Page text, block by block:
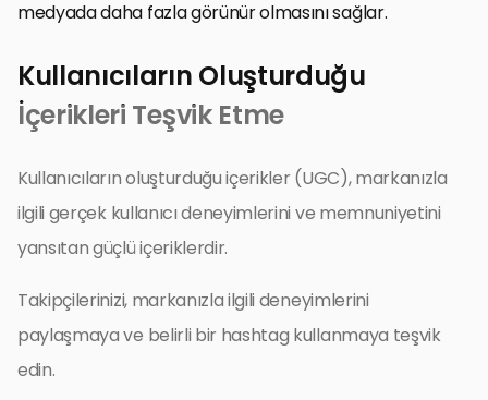
medyada daha fazla görünür olmasını sağlar.
Kullanıcıların Oluşturduğu
İçerikleri Teşvik Etme
Kullanıcıların oluşturduğu içerikler (UGC), markanızla
ilgili gerçek kullanıcı deneyimlerini ve memnuniyetini
yansıtan güçlü içeriklerdir.
Takipçilerinizi, markanızla ilgili deneyimlerini
paylaşmaya ve belirli bir hashtag kullanmaya teşvik
edin.